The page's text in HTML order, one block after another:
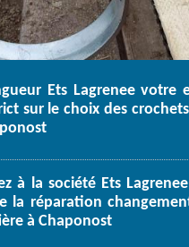
Ets Lagrenee votre
sur le choix des
à la société Ets
la réparation
à Chaponost